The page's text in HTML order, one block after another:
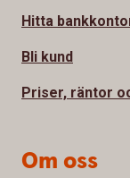
Hitta
Bli kund
Priser, räntor
Om oss